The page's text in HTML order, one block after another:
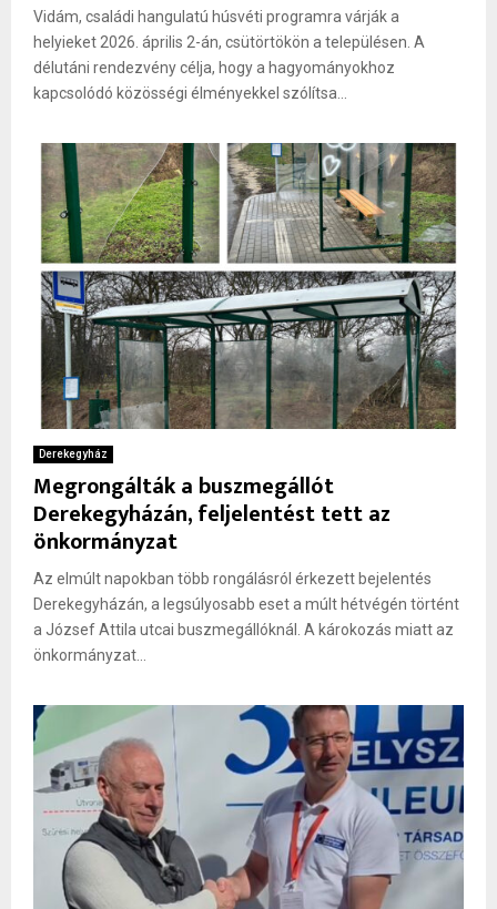
Vidám, családi hangulatú húsvéti programra várják a
helyieket 2026. április 2-án, csütörtökön a településen. A
délutáni rendezvény célja, hogy a hagyományokhoz
kapcsolódó közösségi élményekkel szólítsa...
Derekegyház
Megrongálták a buszmegállót
Derekegyházán, feljelentést tett az
önkormányzat
Az elmúlt napokban több rongálásról érkezett bejelentés
Derekegyházán, a legsúlyosabb eset a múlt hétvégén történt
a József Attila utcai buszmegállóknál. A károkozás miatt az
önkormányzat...